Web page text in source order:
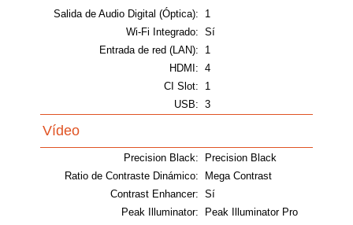
Salida de Audio Digital (Óptica):
1
Wi-Fi Integrado: Sí
Entrada de red (LAN):
1
HDMI: 4
CI Slot:
1
USB: 3
Vídeo
Precision Black:
Precision Black
Ratio de Contraste Dinámico:
Mega Contrast
Contrast Enhancer: Sí
Peak Illuminator:
Peak Illuminator Pro